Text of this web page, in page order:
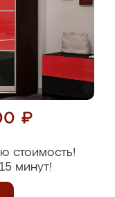
₽
стоимость!
минут!